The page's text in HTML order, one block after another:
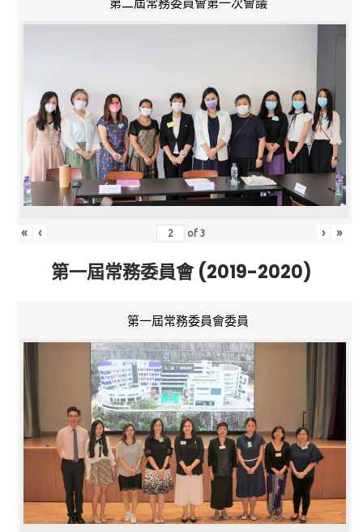
第二屆常務委員會第一次會議
« ‹ of3 › »
第一屆常務委員會 (2019-2020)
第一屆常務委員會委員